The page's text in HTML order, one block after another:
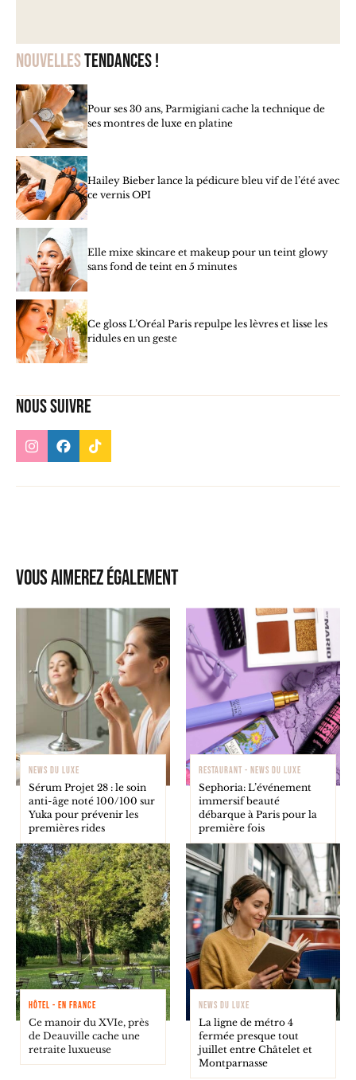
Nouvellestendances !
Pour ses 30 ans, Parmigiani cache la technique de
ses montres de luxe en platine
Hailey Bieber lance la pédicure bleu vif de l’été avec
ce vernis OPI
Elle mixe skincare et makeup pour un teint glowy
sans fond de teint en 5 minutes
Ce gloss L’Oréal Paris repulpe les lèvres et lisse les
ridules en un geste
Nous suivre
Vous aimerez également
NEWS DU LUXE
Sérum Projet 28 : le soin
anti-âge noté 100/100 sur
Yuka pour prévenir les
premières rides
RESTAURANT - NEWS DU LUXE
Sephoria: L’événement
immersif beauté
débarque à Paris pour la
première fois
HÔTEL - EN FRANCE
Ce manoir du XVIe, près
de Deauville cache une
retraite luxueuse
NEWS DU LUXE
La ligne de métro 4
fermée presque tout
juillet entre Châtelet et
Montparnasse